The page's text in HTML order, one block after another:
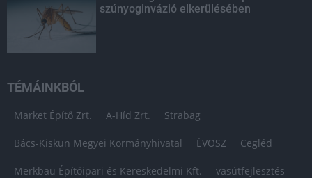
szúnyoginvázió elkerülésében
TÉMÁINKBÓL
Market Építő Zrt. A-Híd Zrt. Strabag
Bács-Kiskun Megyei Kormányhivatal ÉVOSZ Cegléd
Merkbau Építőipari és Kereskedelmi Kft. vasútfejlesztés